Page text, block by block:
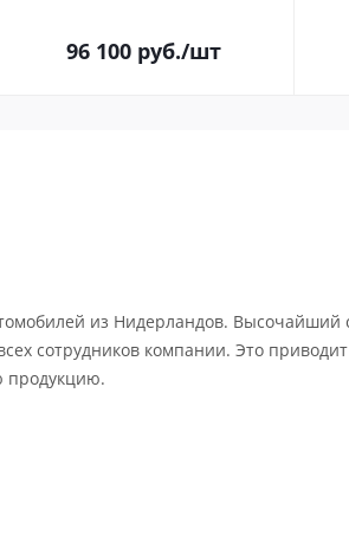
96 100руб./шт
из Нидерландов. Высочайший
сотрудников компании. Это
продукцию.